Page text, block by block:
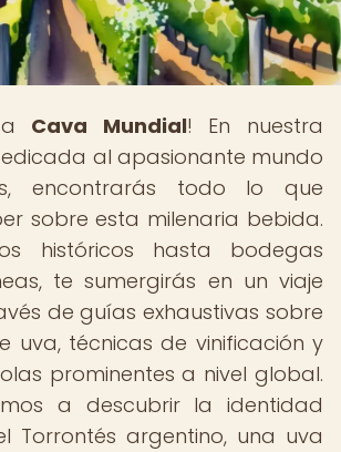
a Cava Mundial! En nuestra
al apasionante mundo
encontrarás todo lo que
sobre esta milenaria bebida.
históricos hasta bodegas
te sumergirás en un viaje
de guías exhaustivas sobre
uva, técnicas de vinificación y
prominentes a nivel global.
a descubrir la identidad
Torrontés argentino, una uva